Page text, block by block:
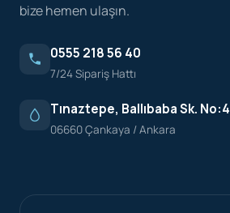
bize hemen ulaşın.
0555 218 56 40
7/24 Sipariş Hattı
Tınaztepe, Ballıbaba Sk. No:4
06660 Çankaya / Ankara